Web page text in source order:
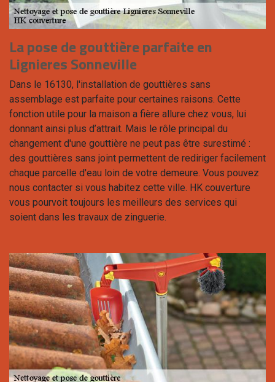
La pose de gouttière parfaite en
Lignieres Sonneville
Dans le 16130, l'installation de gouttières sans
assemblage est parfaite pour certaines raisons. Cette
fonction utile pour la maison a fière allure chez vous, lui
donnant ainsi plus d’attrait. Mais le rôle principal du
changement d'une gouttière ne peut pas être surestimé :
des gouttières sans joint permettent de rediriger facilement
chaque parcelle d'eau loin de votre demeure. Vous pouvez
nous contacter si vous habitez cette ville. HK couverture
vous pourvoit toujours les meilleurs des services qui
soient dans les travaux de zinguerie.